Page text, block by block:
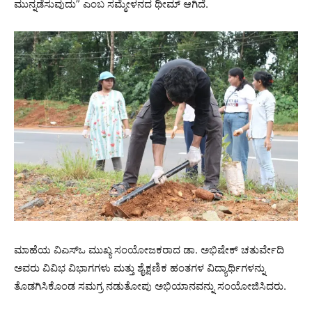
ಮುನ್ನಡೆಸುವುದು” ಎಂಬ ಸಮ್ಮೇಳನದ ಥೀಮ್ ಆಗಿದೆ.
ಮಾಹೆಯ ವಿಎಸ್‌ಒ ಮುಖ್ಯ ಸಂಯೋಜಕರಾದ ಡಾ. ಅಭಿಷೇಕ್ ಚತುರ್ವೇದಿ
ಅವರು ವಿವಿಭ ವಿಭಾಗಗಳು ಮತ್ತು ಶೈಕ್ಷಣಿಕ ಹಂತಗಳ ವಿದ್ಯಾರ್ಥಿಗಳನ್ನು
ತೊಡಗಿಸಿಕೊಂಡ ಸಮಗ್ರ ನಡುತೋಪು ಅಭಿಯಾನವನ್ನು ಸಂಯೋಜಿಸಿದರು.